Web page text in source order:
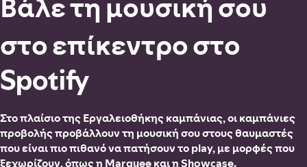
Βάλε τη μουσική σου
στο επίκεντρο στο
Spotify
Στο πλαίσιο της Εργαλειοθήκης καμπάνιας, οι καμπάνιες
προβολής προβάλλουν τη μουσική σου στους θαυμαστές
που είναι πιο πιθανό να πατήσουν το play, με μορφές που
ξεχωρίζουν, όπως η Marquee και η Showcase.